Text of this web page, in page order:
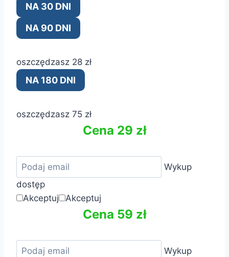
NA 30 DNI
NA 90 DNI
oszczędzasz 28 zł
NA 180 DNI
oszczędzasz 75 zł
Cena 29 zł
Wykup
dostęp
Akceptuj
Akceptuj
Cena 59 zł
Wykup